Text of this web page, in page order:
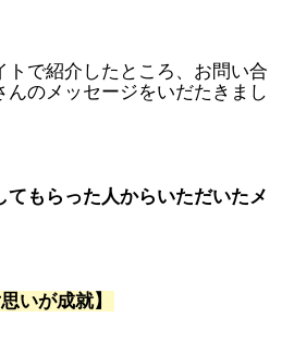
トで紹介したところ、お問い合
のメッセージをいだたきまし
もらった人からいただいたメ
思いが成就】